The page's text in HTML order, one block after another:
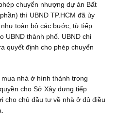
chuyển nhượng dự án Bất
thì UBND TP.HCM đã ủy
toàn bộ các bước, từ tiếp
UBND thành phố. UBND chỉ
quyết định cho phép chuyển
nhà ở hình thành trong
cho Sở Xây dựng tiếp
cho chủ đầu tư về nhà ở đủ điều